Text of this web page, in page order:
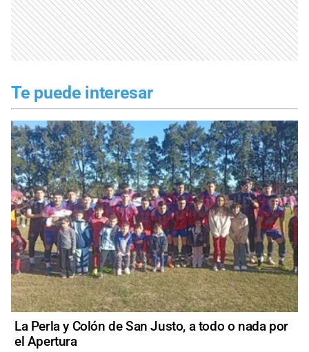
Te puede interesar
La Perla y Colón de San Justo, a todo o nada por
el Apertura